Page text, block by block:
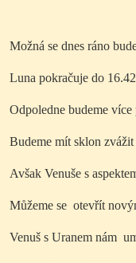
Možná se dnes ráno
Luna pokračuje do
Odpoledne budeme
Budeme mít sklon
Avšak Venuše s
Můžeme se otevřít
Venuš s Uranem nám